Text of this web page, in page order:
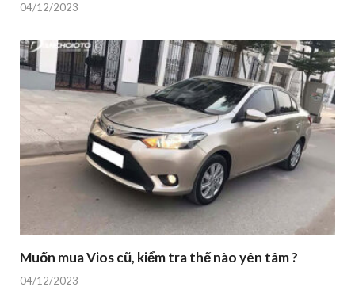
04/12/2023
Muốn mua Vios cũ, kiểm tra thế nào yên tâm ?
04/12/2023